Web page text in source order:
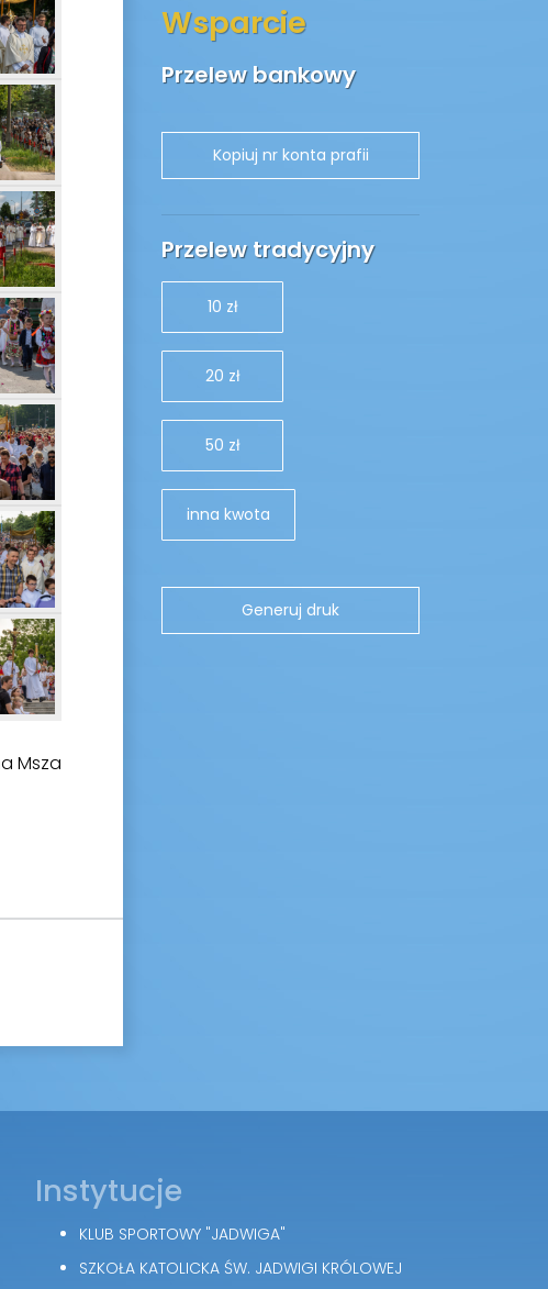
Msza
Wsparcie
Przelew bankowy
Przelew tradycyjny
10 zł
20 zł
50 zł
inna kwota
Instytucje
KLUB SPORTOWY "JADWIGA"
SZKOŁA KATOLICKA ŚW. JADWIGI KRÓLOWEJ